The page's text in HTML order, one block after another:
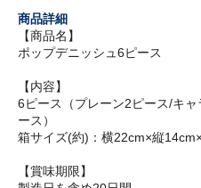
商品詳細
【商品名】
ポップデニッシュ6ピース
【内容】
6ピース（プレーン2ピース/キ
ース）
箱サイズ(約)：横22cm×縦
【賞味期限】